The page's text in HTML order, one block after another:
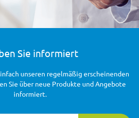
Sie informiert
unseren regelmäßig erscheinenden
Sie über neue Produkte und Angebote
informiert.